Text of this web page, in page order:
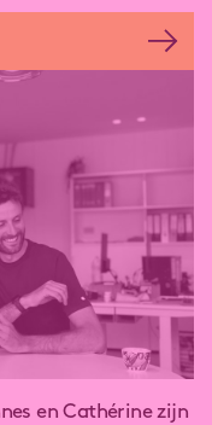
en Cathérine zijn